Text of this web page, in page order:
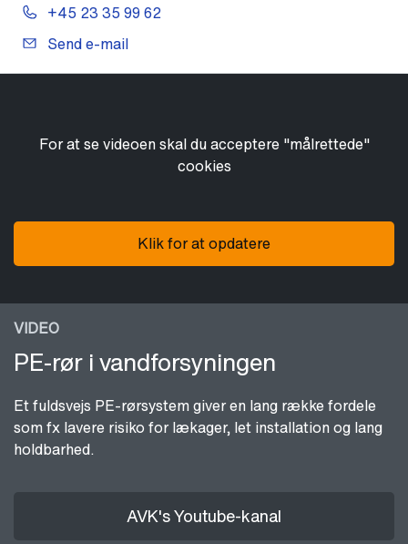
+45 23 35 99 62
Send e-mail
For at se videoen skal du acceptere "målrettede"
cookies
Klik for at opdatere
VIDEO
PE-rør i vandforsyningen
Et fuldsvejs PE-rørsystem giver en lang række fordele
som fx lavere risiko for lækager, let installation og lang
holdbarhed.
AVK's Youtube-kanal